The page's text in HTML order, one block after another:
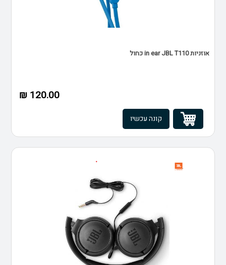
אוזניות in ear JBL T110 כחול
120.00 ₪
קונה עכשיו